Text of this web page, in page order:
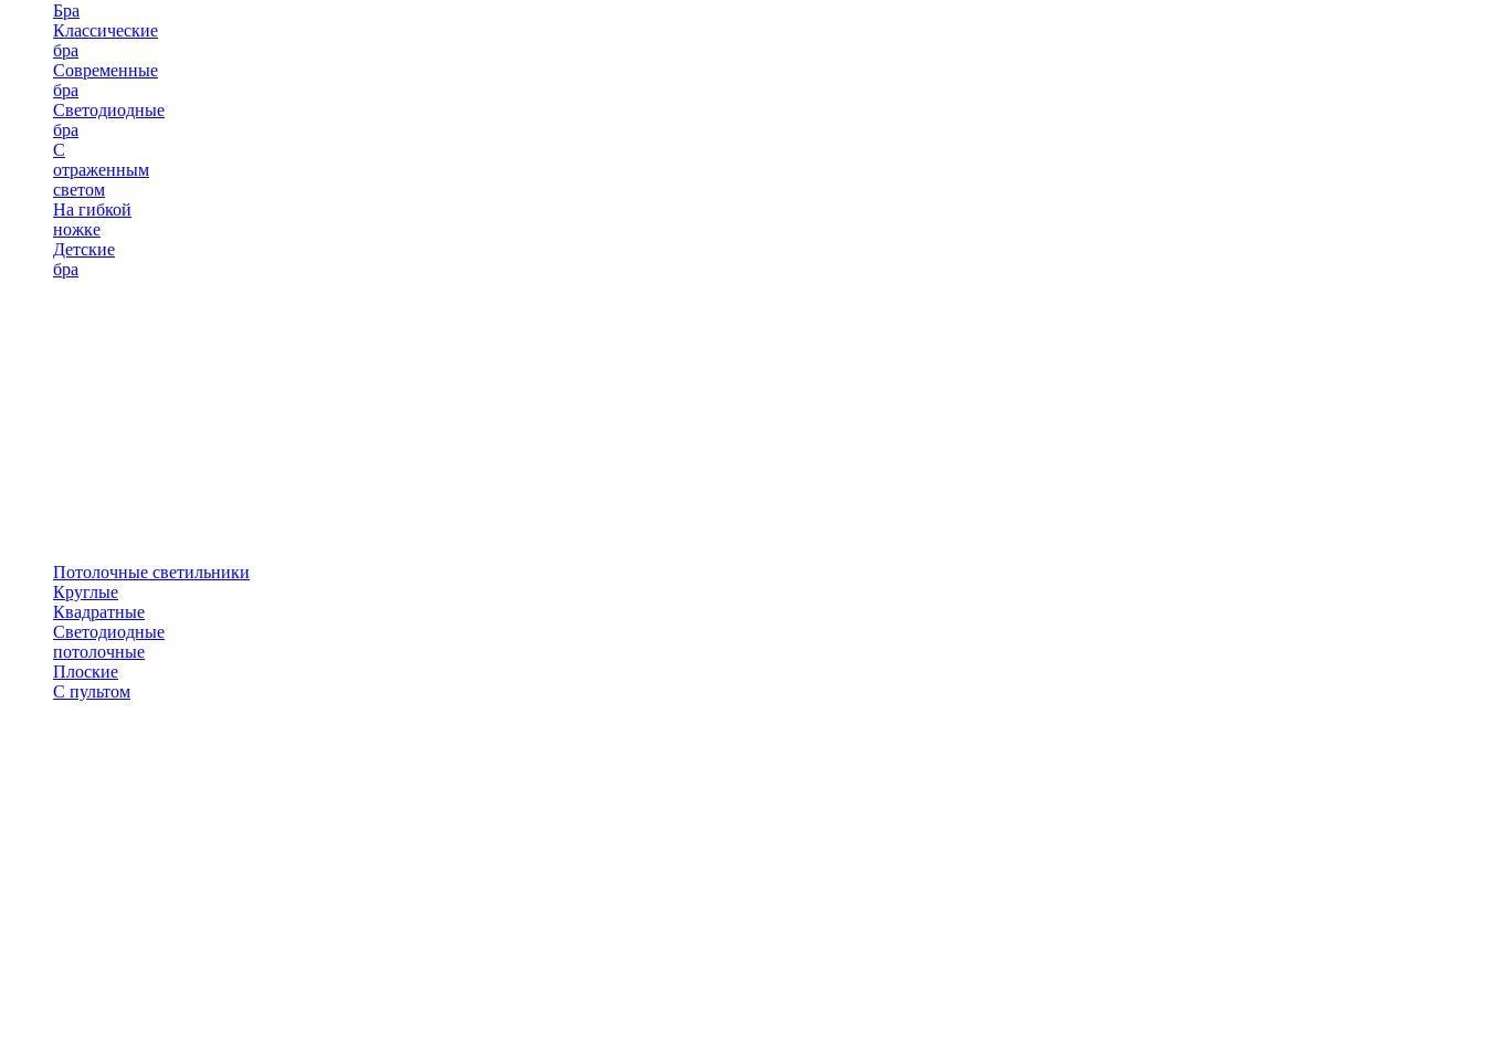
Бра
Классические
бра
Современные
бра
Светодиодные
бра
С
отраженным
светом
На гибкой
ножке
Детские
бра
Потолочные светильники
Круглые
Квадратные
Светодиодные
потолочные
Плоские
С пультом